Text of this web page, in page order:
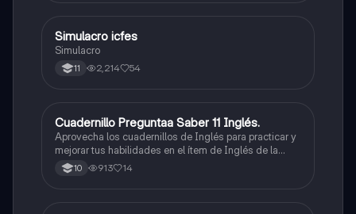
ICFES: Lectura Crítica
Simulacro icfes
Simulacro
11 2,214 54
ICFES: Inglés
Cuadernillo Preguntaa Saber 11 Inglés.
Aprovecha los cuadernillos de Inglés para practicar y
mejorar tus habilidades en el ítem de Inglés de la
Prueba Saber 11. 🫡
10 913 14